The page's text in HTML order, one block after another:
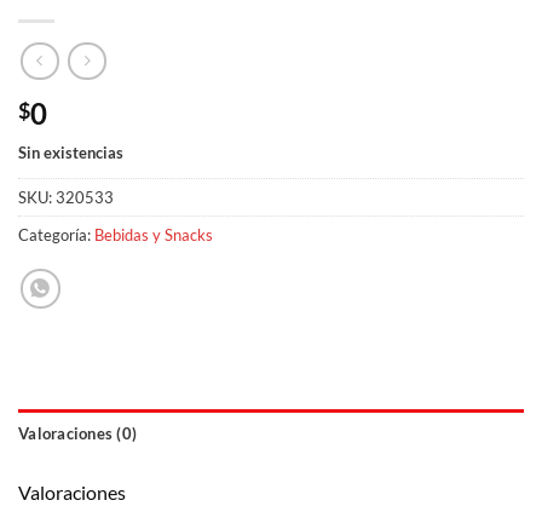
$0
Sin existencias
SKU:320533
Categoría: Bebidas y Snacks
Valoraciones (0)
Valoraciones